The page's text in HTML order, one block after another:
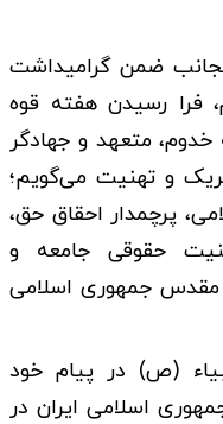
ضمن گرامیداشت
فرا رسیدن هفته قوه
متعهد و جهادگر
و تهنیت می‌گویم؛
پرچمدار احقاق حق،
حقوقی جامعه و
مقدس جمهوری اسلامی
(ص) در پیام خود
اسلامی ایران در